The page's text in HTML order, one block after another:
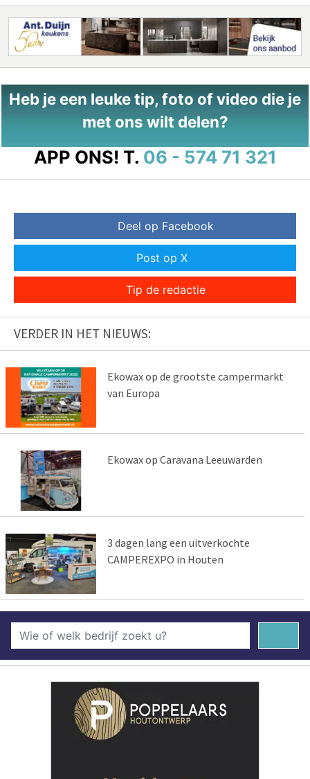
Heb je een leuke tip, foto of video die je
met ons wilt delen?
APP ONS! T. 06 - 574 71 321
Deel op Facebook
Post op X
Tip de redactie
VERDER IN HET NIEUWS:
Ekowax op de grootste campermarkt
van Europa
Ekowax op Caravana Leeuwarden
3 dagen lang een uitverkochte
CAMPEREXPO in Houten